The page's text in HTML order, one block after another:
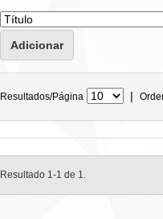
Resultados/Página |
Resultado 1-1 de 1.